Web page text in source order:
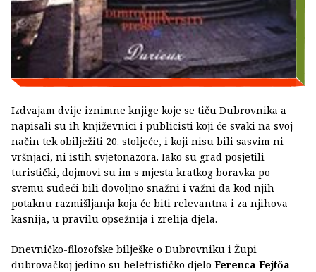
Izdvajam dvije iznimne knjige koje se tiču Dubrovnika a
napisali su ih književnici i publicisti koji će svaki na svoj
način tek obilježiti 20. stoljeće, i koji nisu bili sasvim ni
vršnjaci, ni istih svjetonazora. Iako su grad posjetili
turistički, dojmovi su im s mjesta kratkog boravka po
svemu sudeći bili dovoljno snažni i važni da kod njih
potaknu razmišljanja koja će biti relevantna i za njihova
kasnija, u pravilu opsežnija i zrelija djela.
Dnevničko-filozofske bilješke o Dubrovniku i Župi
dubrovačkoj jedino su beletrističko djelo Ferenca Fejtőa